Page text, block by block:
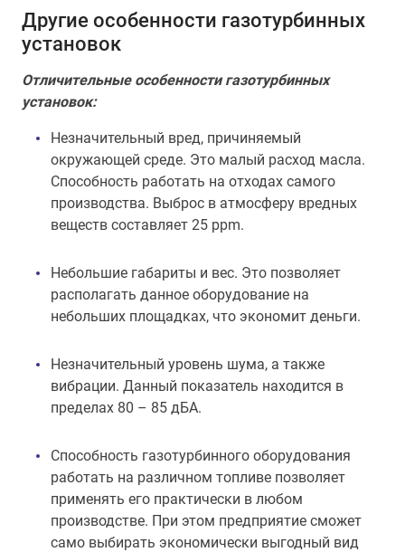
Другие особенности газотурбинных
установок
Отличительные особенности газотурбинных
установок:
Незначительный вред, причиняемый
окружающей среде. Это малый расход масла.
Способность работать на отходах самого
производства. Выброс в атмосферу вредных
веществ составляет 25 ppm.
Небольшие габариты и вес. Это позволяет
располагать данное оборудование на
небольших площадках, что экономит деньги.
Незначительный уровень шума, а также
вибрации. Данный показатель находится в
пределах 80 – 85 дБА.
Способность газотурбинного оборудования
работать на различном топливе позволяет
применять его практически в любом
производстве. При этом предприятие сможет
само выбирать экономически выгодный вид